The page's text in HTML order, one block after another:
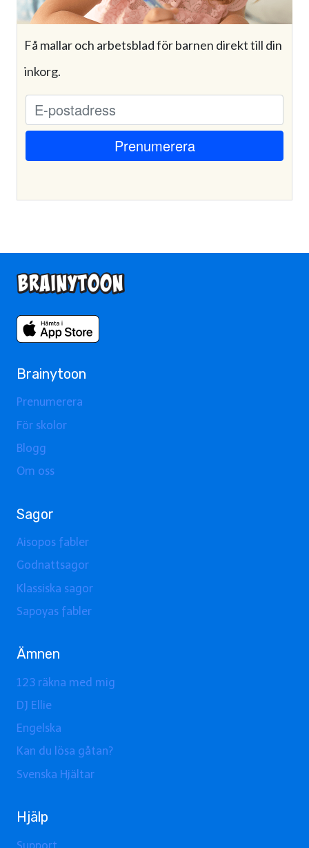
Få mallar och arbetsblad för barnen direkt till din
inkorg.
Brainytoon
Prenumerera
För skolor
Blogg
Om oss
Sagor
Aisopos fabler
Godnattsagor
Klassiska sagor
Sapoyas fabler
Ämnen
123 räkna med mig
DJ Ellie
Engelska
Kan du lösa gåtan?
Svenska Hjältar
Hjälp